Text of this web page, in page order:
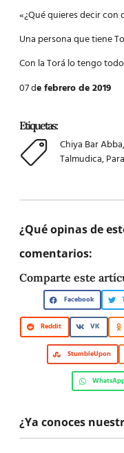
«¿Qué quieres decir con
Una persona que tiene
Con la Torá lo tengo todo
07 de febrero de 2019
Etiquetas:
Chiya Bar Abba,
Talmudica,
¿Qué opinas de
comentarios:
Comparte este
Facebook
Reddit VK
StumbleUpon
¿Ya conoces